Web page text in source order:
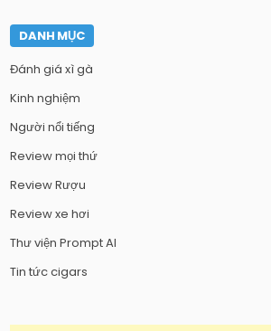
DANH MỤC
Đánh giá xì gà
Kinh nghiệm
Người nổi tiếng
Review mọi thứ
Review Rượu
Review xe hơi
Thư viện Prompt AI
Tin tức cigars